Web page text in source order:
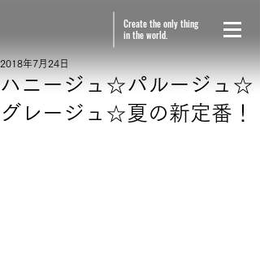
Create the only thing
in the world.
ハニージュ☆パルージュ☆
グレージュ☆夏の新定番！
2018年7月24日